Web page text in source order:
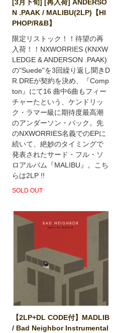
[3月下旬] [再入荷] ANDERSO
N .PAAK / MALIBU(2LP)【HI
PHOP/R&B】
限定リストック！！待望の再
入荷！！NXWORRIES (KNXW
LEDGE & ANDERSON .PAAK)
の"Suede"を3回繰り返し聞きD
R.DREが契約を決め、『Comp
ton』にて16 曲中6曲もフィー
チャーたという、ケンドリッ
ク・ラマー級に期待度最高潮
のアンダーソン・パック。先
のNXWORRIES名義でのEPに
続いて、絶妙のタイミングで
発表されたサード・フル・ソ
ロアルバム『MALIBU』。こち
らは2LP !!
SOLD OUT
【2LP+DL CODE付】MADLIB
/ Bad Neighbor Instrumental